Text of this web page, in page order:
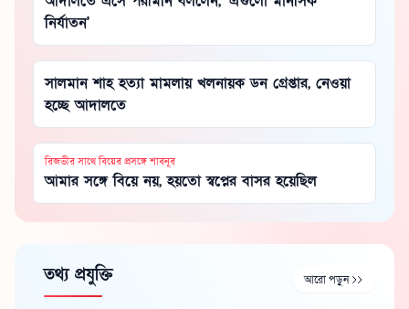
নির্যাতন'
সালমান শাহ হত্যা মামলায় খলনায়ক ডন গ্রেপ্তার, নেওয়া
হচ্ছে আদালতে
রিজভীর সাথে বিয়ের প্রসঙ্গে শাবনূর
আমার সঙ্গে বিয়ে নয়, হয়তো স্বপ্নের বাসর হয়েছিল
তথ্য প্রযুক্তি আরো পড়ুন